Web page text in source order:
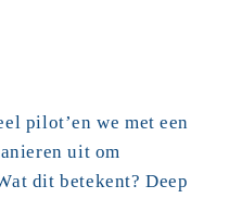
pilot’en we met een
uit om
dit betekent? Deep